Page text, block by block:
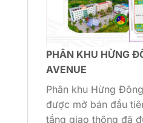
PHÂN KHU HỪNG
AVENUE
Phân khu Hừng
được mở bán đầu
tầng giao thông đã